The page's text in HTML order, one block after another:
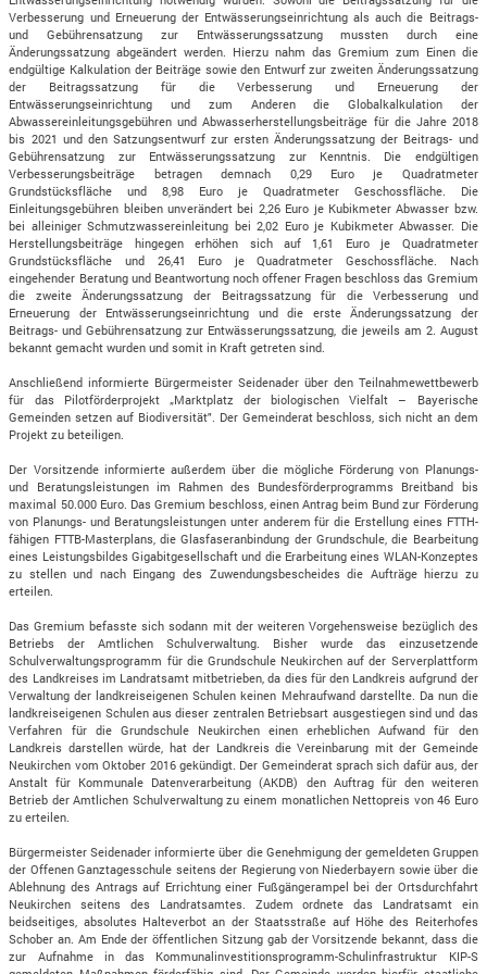
Verbesserung und Erneuerung der Entwässerungseinrichtung als auch die Beitrags-
und Gebührensatzung zur Entwässerungssatzung mussten durch eine
Änderungssatzung abgeändert werden. Hierzu nahm das Gremium zum Einen die
endgültige Kalkulation der Beiträge sowie den Entwurf zur zweiten Änderungssatzung
der Beitragssatzung für die Verbesserung und Erneuerung der
Entwässerungseinrichtung und zum Anderen die Globalkalkulation der
Abwassereinleitungsgebühren und Abwasserherstellungsbeiträge für die Jahre 2018
bis 2021 und den Satzungsentwurf zur ersten Änderungssatzung der Beitrags- und
Gebührensatzung zur Entwässerungssatzung zur Kenntnis. Die endgültigen
Verbesserungsbeiträge betragen demnach 0,29 Euro je Quadratmeter
Grundstücksfläche und 8,98 Euro je Quadratmeter Geschossfläche. Die
Einleitungsgebühren bleiben unverändert bei 2,26 Euro je Kubikmeter Abwasser bzw.
bei alleiniger Schmutzwassereinleitung bei 2,02 Euro je Kubikmeter Abwasser. Die
Herstellungsbeiträge hingegen erhöhen sich auf 1,61 Euro je Quadratmeter
Grundstücksfläche und 26,41 Euro je Quadratmeter Geschossfläche. Nach
eingehender Beratung und Beantwortung noch offener Fragen beschloss das Gremium
die zweite Änderungssatzung der Beitragssatzung für die Verbesserung und
Erneuerung der Entwässerungseinrichtung und die erste Änderungssatzung der
Beitrags- und Gebührensatzung zur Entwässerungssatzung, die jeweils am 2. August
bekannt gemacht wurden und somit in Kraft getreten sind.
Anschließend informierte Bürgermeister Seidenader über den Teilnahmewettbewerb
für das Pilotförderprojekt „Marktplatz der biologischen Vielfalt – Bayerische
Gemeinden setzen auf Biodiversität". Der Gemeinderat beschloss, sich nicht an dem
Projekt zu beteiligen.
Der Vorsitzende informierte außerdem über die mögliche Förderung von Planungs-
und Beratungsleistungen im Rahmen des Bundesförderprogramms Breitband bis
maximal 50.000 Euro. Das Gremium beschloss, einen Antrag beim Bund zur Förderung
von Planungs- und Beratungsleistungen unter anderem für die Erstellung eines FTTH-
fähigen FTTB-Masterplans, die Glasfaseranbindung der Grundschule, die Bearbeitung
eines Leistungsbildes Gigabitgesellschaft und die Erarbeitung eines WLAN-Konzeptes
zu stellen und nach Eingang des Zuwendungsbescheides die Aufträge hierzu zu
erteilen.
Das Gremium befasste sich sodann mit der weiteren Vorgehensweise bezüglich des
Betriebs der Amtlichen Schulverwaltung. Bisher wurde das einzusetzende
Schulverwaltungsprogramm für die Grundschule Neukirchen auf der Serverplattform
des Landkreises im Landratsamt mitbetrieben, da dies für den Landkreis aufgrund der
Verwaltung der landkreiseigenen Schulen keinen Mehraufwand darstellte. Da nun die
landkreiseigenen Schulen aus dieser zentralen Betriebsart ausgestiegen sind und das
Verfahren für die Grundschule Neukirchen einen erheblichen Aufwand für den
Landkreis darstellen würde, hat der Landkreis die Vereinbarung mit der Gemeinde
Neukirchen vom Oktober 2016 gekündigt. Der Gemeinderat sprach sich dafür aus, der
Anstalt für Kommunale Datenverarbeitung (AKDB) den Auftrag für den weiteren
Betrieb der Amtlichen Schulverwaltung zu einem monatlichen Nettopreis von 46 Euro
zu erteilen.
Bürgermeister Seidenader informierte über die Genehmigung der gemeldeten Gruppen
der Offenen Ganztagesschule seitens der Regierung von Niederbayern sowie über die
Ablehnung des Antrags auf Errichtung einer Fußgängerampel bei der Ortsdurchfahrt
Neukirchen seitens des Landratsamtes. Zudem ordnete das Landratsamt ein
beidseitiges, absolutes Halteverbot an der Staatsstraße auf Höhe des Reiterhofes
Schober an. Am Ende der öffentlichen Sitzung gab der Vorsitzende bekannt, dass die
zur Aufnahme in das Kommunalinvestitionsprogramm-Schulinfrastruktur KIP-S